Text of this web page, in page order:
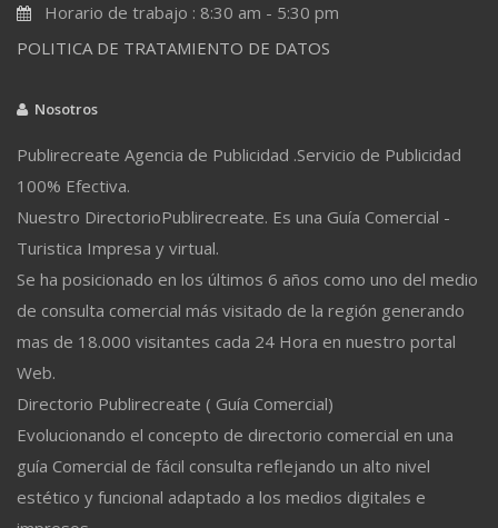
Horario de trabajo : 8:30 am - 5:30 pm
POLITICA DE TRATAMIENTO DE DATOS
Nosotros
Publirecreate Agencia de Publicidad .Servicio de Publicidad
100% Efectiva.
Nuestro DirectorioPublirecreate. Es una Guía Comercial -
Turistica Impresa y virtual.
Se ha posicionado en los últimos 6 años como uno del medio
de consulta comercial más visitado de la región generando
mas de 18.000 visitantes cada 24 Hora en nuestro portal
Web.
Directorio Publirecreate ( Guía Comercial)
Evolucionando el concepto de directorio comercial en una
guía Comercial de fácil consulta reflejando un alto nivel
estético y funcional adaptado a los medios digitales e